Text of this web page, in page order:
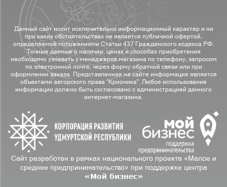
Данный сайт носит исключительно информационный характер и ни
при каких обстоятельствах не является публичной офертой,
определяемой положениями Статьи 437 Гражданского кодекса РФ.
Точные данные о наличии, ценах и способах приобретения
необходимо узнавать у менеджеров магазина по телефону, запросом
по электронной почте, через форму обратной связи или при
оформлении заказа. Представленная на сайте информация является
объектами авторского права "Крионика". Любое использование
информации должно быть согласовано с администрацией данного
интернет-магазина.
Сайт разработан в рамках национального проекта «Малое и
среднее предпринимательство» при поддержке центра
«Мой бизнес»